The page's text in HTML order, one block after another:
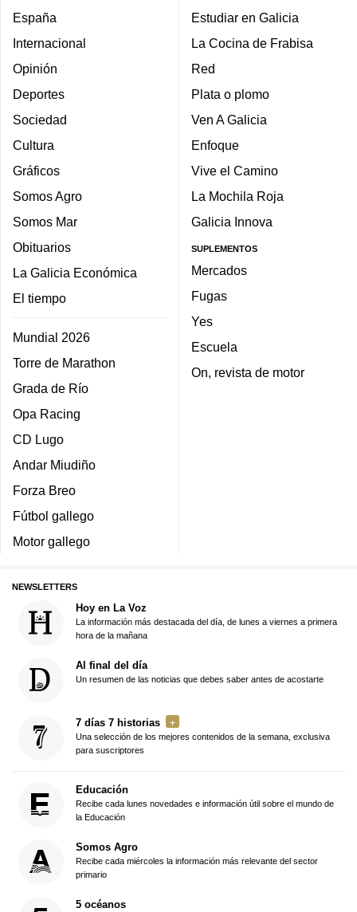
España
Internacional
Opinión
Deportes
Sociedad
Cultura
Gráficos
Somos Agro
Somos Mar
Obituarios
La Galicia Económica
El tiempo
Mundial 2026
Torre de Marathon
Grada de Río
Opa Racing
CD Lugo
Andar Miudiño
Forza Breo
Fútbol gallego
Motor gallego
Estudiar en Galicia
La Cocina de Frabisa
Red
Plata o plomo
Ven A Galicia
Enfoque
Vive el Camino
La Mochila Roja
Galicia Innova
SUPLEMENTOS
Mercados
Fugas
Yes
Escuela
On, revista de motor
NEWSLETTERS
Hoy en La Voz
La información más destacada del día, de lunes a viernes a primera
hora de la mañana
Al final del día
Un resumen de las noticias que debes saber antes de acostarte
7 días 7 historias
Una selección de los mejores contenidos de la semana, exclusiva
para suscriptores
Educación
Recibe cada lunes novedades e información útil sobre el mundo de
la Educación
Somos Agro
Recibe cada miércoles la información más relevante del sector
primario
5 océanos